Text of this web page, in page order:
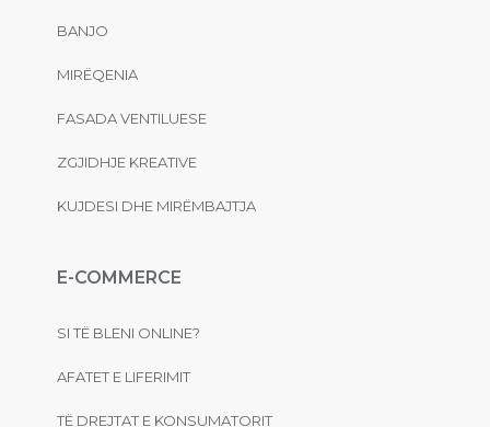
BANJO
MIRËQENIA
FASADA VENTILUESE
ZGJIDHJE KREATIVE
KUJDESI DHE MIRËMBAJTJA
E-COMMERCE
SI TË BLENI ONLINE?
AFATET E LIFERIMIT
TË DREJTAT E KONSUMATORIT